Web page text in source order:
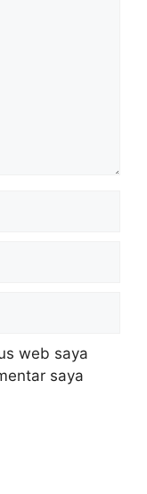
web saya
saya